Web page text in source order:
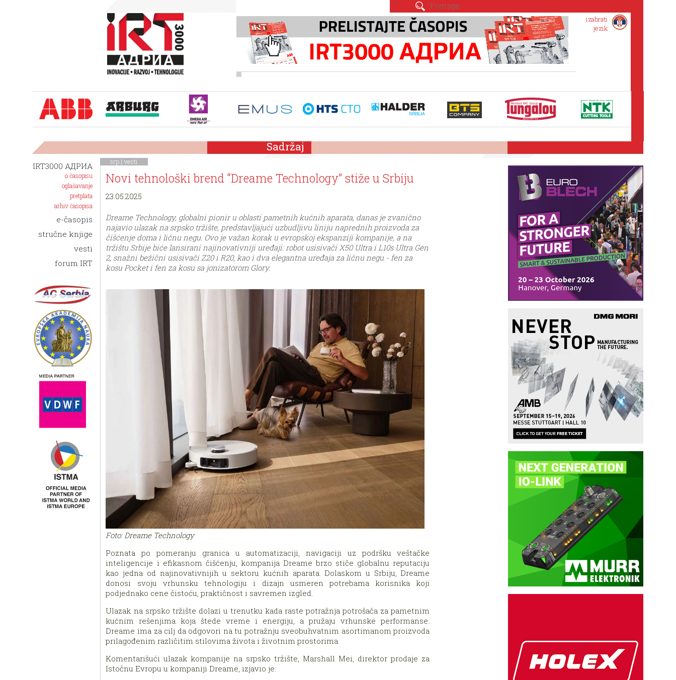
izabrati
jezik
IRT3000 АДРИА
o časopisu
oglašavanje
pretplata
arhiv časopisa
e-časopis
stručne knjige
vesti
forum IRT
Sadržaj
srp |vesti
Novi tehnološki brend “Dreame Technology” stiže u Srbiju
23.05.2025
Dreame Technology, globalni pionir u oblasti pametnih kućnih aparata, danas je zvanično
najavio ulazak na srpsko tržište, predstavljajući uzbudljivu liniju naprednih proizvoda za
čišćenje doma i ličnu negu. Ovo je važan korak u evropskoj ekspanziji kompanije, a na
tržištu Srbije biće lansirani najinovativniji uređaji: robot usisivači X50 Ultra i L10s Ultra Gen
2, snažni bežični usisivači Z20 i R20, kao i dva elegantna uređaja za ličnu negu - fen za
kosu Pocket i fen za kosu sa jonizatorom Glory.
Foto: Dreame Technology
Poznata po pomeranju granica u automatizaciji, navigaciji uz podršku veštačke
inteligencije i efikasnom čišćenju, kompanija Dreame brzo stiče globalnu reputaciju
kao jedna od najinovativnijih u sektoru kućnih aparata. Dolaskom u Srbiju, Dreame
donosi svoju vrhunsku tehnologiju i dizajn usmeren potrebama korisnika koji
podjednako cene čistoću, praktičnost i savremen izgled.
Ulazak na srpsko tržište dolazi u trenutku kada raste potražnja potrošača za pametnim
kućnim rešenjima koja štede vreme i energiju, a pružaju vrhunske performanse.
Dreame ima za cilj da odgovori na tu potražnju sveobuhvatnim asortimanom proizvoda
prilagođenim različitim stilovima života i životnim prostorima.
Komentarišući ulazak kompanije na srpsko tržište, Marshall Mei, direktor prodaje za
Istočnu Evropu u kompaniji Dreame, izjavio je: